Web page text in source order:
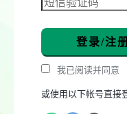
登录/注
我已阅读并同意
或使用以下帐号直接